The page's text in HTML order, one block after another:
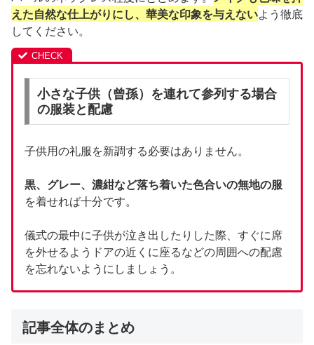
えた自然な仕上がりにし、華美な印象を与えないよう徹底
してください。
小さな子供（曾孫）を連れて参列する場合
の服装と配慮
子供用の礼服を新調する必要はありません。
黒、グレー、濃紺など落ち着いた色合いの無地の服
を着せれば十分です。
儀式の最中に子供が泣き出したりした際、すぐに席
を外せるようドアの近くに座るなどの周囲への配慮
を忘れないようにしましょう。
記事全体のまとめ